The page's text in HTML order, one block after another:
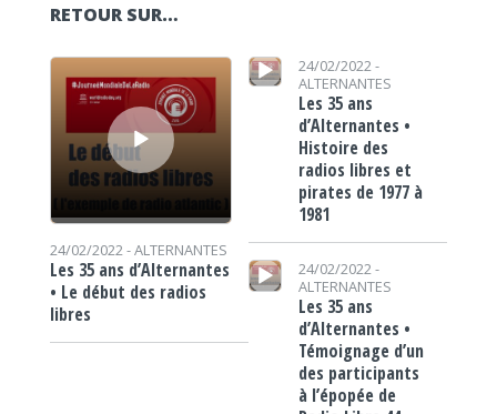
RETOUR SUR…
Lecteur audio
24/02/2022 -ALTERNANTES
Les 35 ans d’Alternantes
• Le début des radios
libres
Lecteur audio
24/02/2022 -
ALTERNANTES
Les 35 ans
d’Alternantes •
Histoire des
radios libres et
pirates de 1977 à
1981
Lecteur audio
24/02/2022 -
ALTERNANTES
Les 35 ans
d’Alternantes •
Témoignage d’un
des participants
à l’épopée de